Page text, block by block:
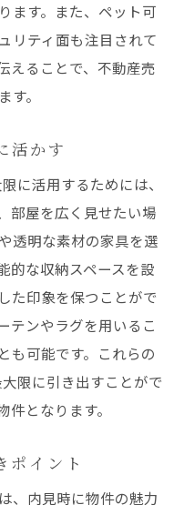
ます。また、ペット可
リティ面も注目されて
えることで、不動産売
。
活かす
に活用するためには、
部屋を広く見せたい場
透明な素材の家具を選
的な収納スペースを設
た印象を保つことがで
テンやラグを用いるこ
も可能です。これらの
限に引き出すことがで
となります。
ポイント
、内見時に物件の魅力